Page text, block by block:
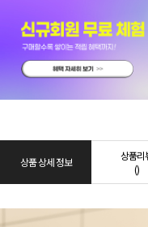
상품 상세 정보
상품리
()